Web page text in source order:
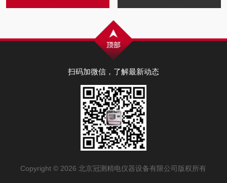
扫码加微信，了解最新动态
Copyright © 2026 北京冠测精电仪器设备有限公司版权所有